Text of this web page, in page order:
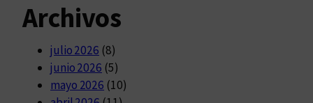
Archivos
julio 2026 (8)
junio 2026 (5)
mayo 2026 (10)